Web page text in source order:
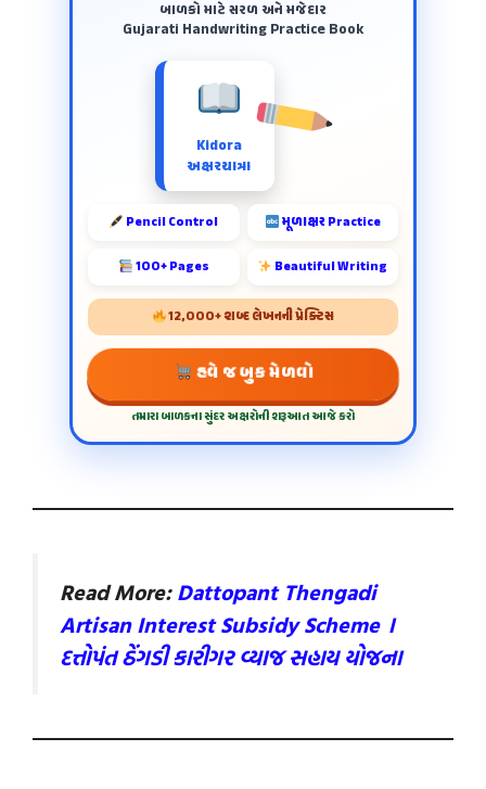
બાળકો માટે સરળ અને મજેદાર
Gujarati Handwriting Practice Book
Kidora
અક્ષરયાત્રા
Pencil Control મૂળાક્ષર Practice
100+ Pages Beautiful Writing
12,000+ શબ્દ લેખનની પ્રેક્ટિસ
હવે જ બુક મેળવો
તમારા બાળકના સુંદર અક્ષરોની શરૂઆત આજે કરો
Read More: Dattopant Thengadi
Artisan Interest Subsidy Scheme ।
દત્તોપંત ઠેંગડી કારીગર વ્યાજ સહાય યોજના